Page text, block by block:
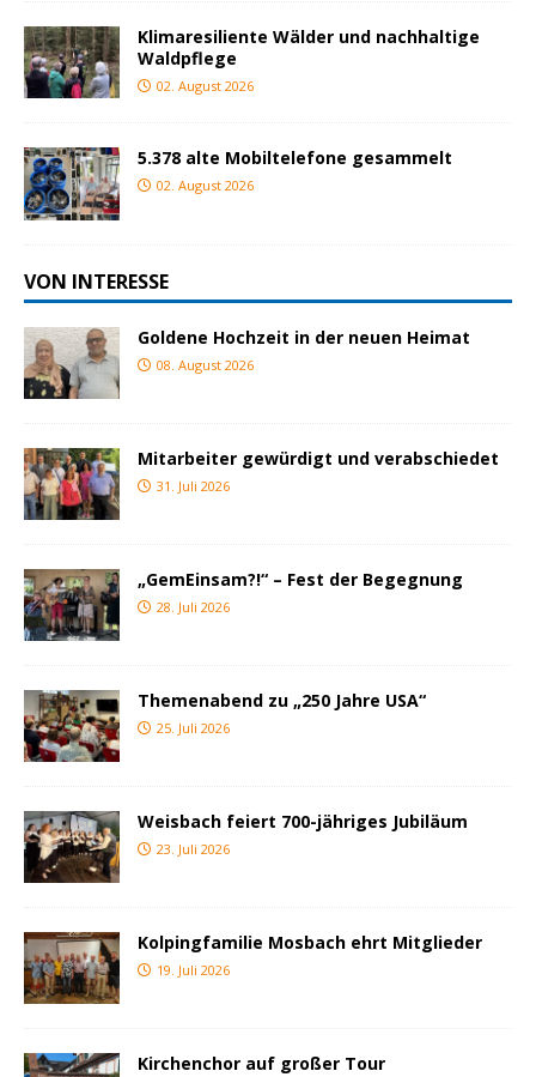
Klimaresiliente Wälder und nachhaltige
Waldpflege
02. August 2026
5.378 alte Mobiltelefone gesammelt
02. August 2026
VON INTERESSE
Goldene Hochzeit in der neuen Heimat
08. August 2026
Mitarbeiter gewürdigt und verabschiedet
31. Juli 2026
„GemEinsam?!“ – Fest der Begegnung
28. Juli 2026
Themenabend zu „250 Jahre USA“
25. Juli 2026
Weisbach feiert 700-jähriges Jubiläum
23. Juli 2026
Kolpingfamilie Mosbach ehrt Mitglieder
19. Juli 2026
Kirchenchor auf großer Tour